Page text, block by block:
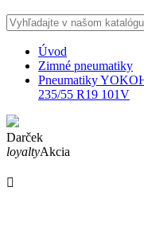
Úvod
Zimné pneumatiky
Pneumatiky
235/55 R19 101V
Darček
loyaltyAkcia
